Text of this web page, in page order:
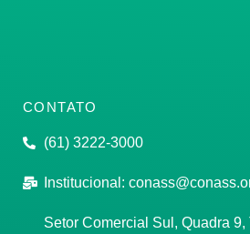
CONTATO
(61) 3222-3000
Institucional:
Setor Comercial Sul, Quadra 9,